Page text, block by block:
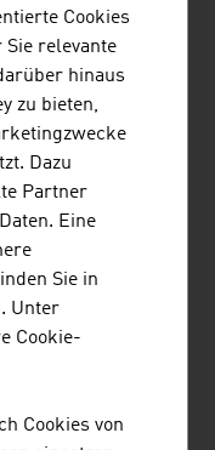
Cookies
Sie relevante
hinaus
zu bieten,
Dazu
Partner
Eine
Sie in
Unter
Cookie-
Cookies von